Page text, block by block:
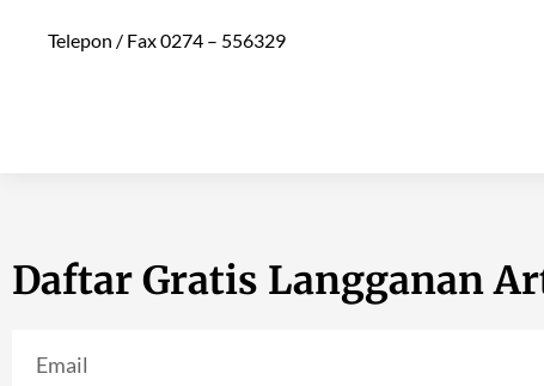
Telepon / Fax 0274 – 556329
Daftar Gratis Langganan